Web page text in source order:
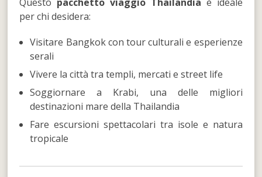
per chi desidera:
Visitare Bangkok con tour culturali e esperienze
serali
Vivere la città tra templi, mercati e street life
Soggiornare a Krabi, una delle migliori
destinazioni mare della Thailandia
Fare escursioni spettacolari tra isole e natura
tropicale